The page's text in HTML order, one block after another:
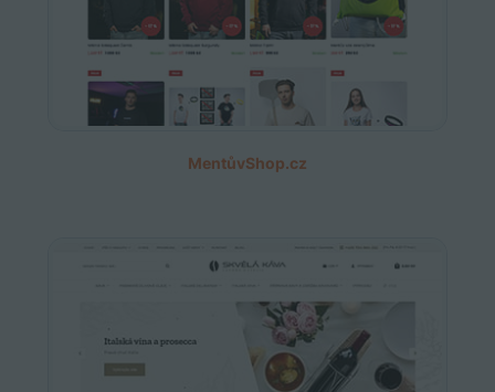
MentůvShop.cz